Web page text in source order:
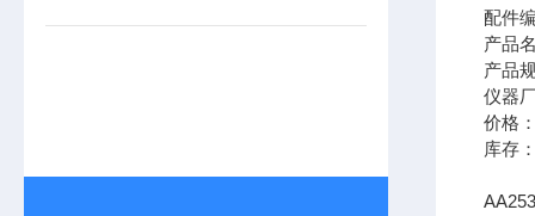
配件
产品
产品
仪器
价格
库存